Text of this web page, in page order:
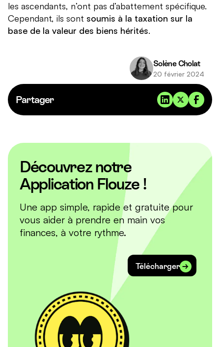
Partager
les ascendants, n’ont pas d’abattement spécifique.
Cependant, ils sont soumis à la taxation sur la
base de la valeur des biens hérités.
Solène Cholat
20 février 2024
Découvrez notre
Application Flouze !
Une app simple, rapide et gratuite pour
vous aider à prendre en main vos
finances, à votre rythme.
Télécharger